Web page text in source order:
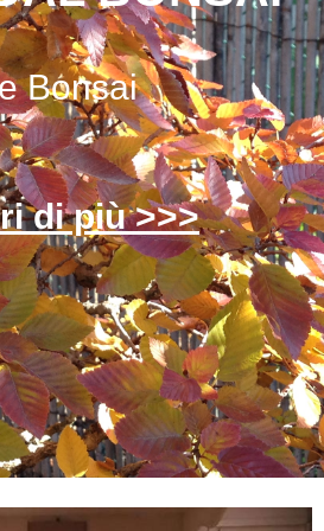
Bonsai
di più >>>